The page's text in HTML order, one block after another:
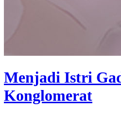
Menjadi Istri
Konglomerat